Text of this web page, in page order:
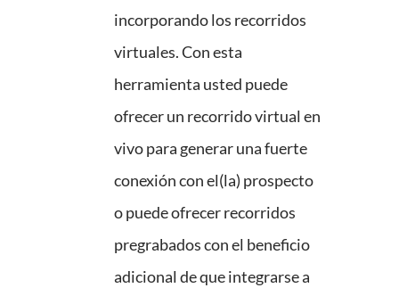
incorporando los recorridos
virtuales. Con esta
herramienta usted puede
ofrecer un recorrido virtual en
vivo para generar una fuerte
conexión con el(la) prospecto
o puede ofrecer recorridos
pregrabados con el beneficio
adicional de que integrarse a